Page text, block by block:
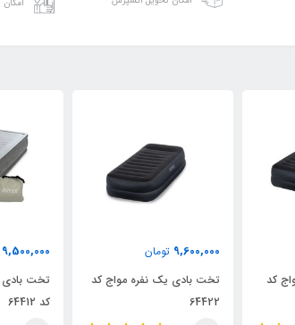
یک نفره مواج کد
9,500,000
تخت بادی یک نفره الیاف دار